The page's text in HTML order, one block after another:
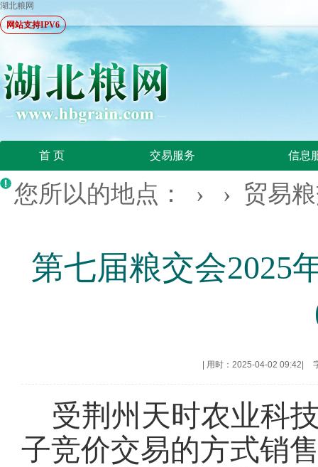
湖北粮网
网站支持IPV6
首 页 交易服务 信息
您所以的地点： › › 贸易
第七届粮交会2025
用时：2025-04-02 09:42
受荆州天时农业科
子竞价交易的方式销